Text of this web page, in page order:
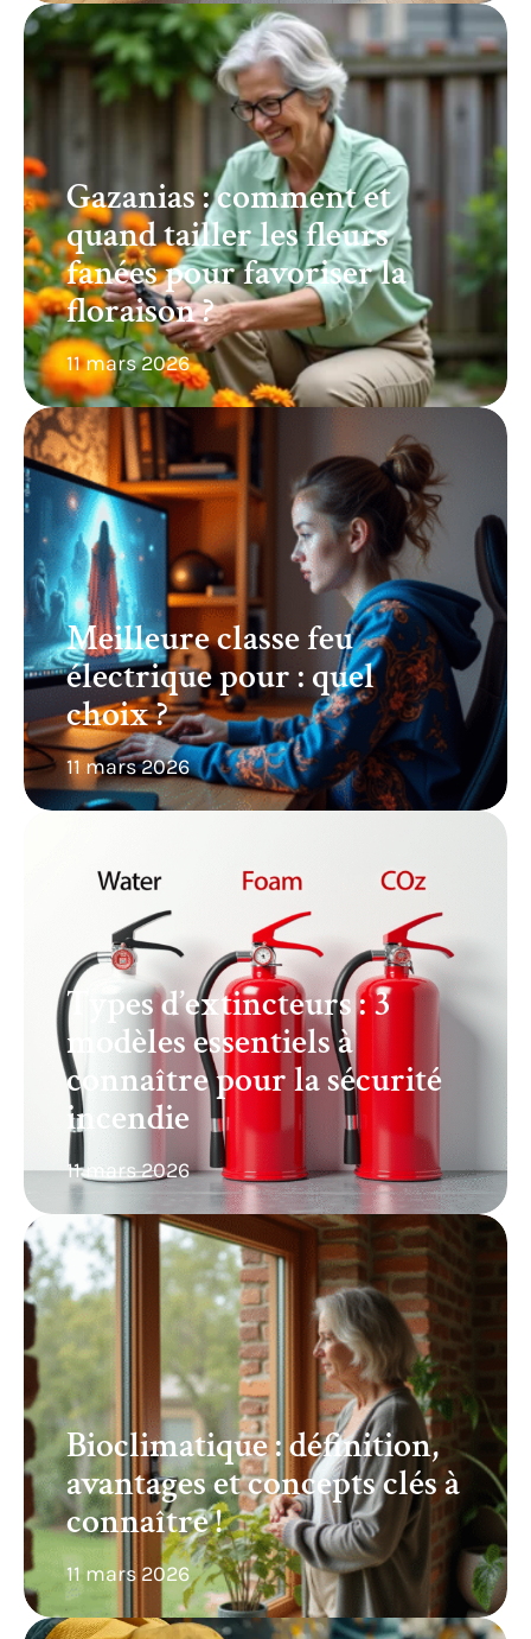
Gazanias : comment et
quand tailler les fleurs
fanées pour favoriser la
floraison ?
11 mars 2026
Meilleure classe feu
électrique pour : quel
choix ?
11 mars 2026
Types d’extincteurs : 3
modèles essentiels à
connaître pour la sécurité
incendie
11 mars 2026
Bioclimatique : définition,
avantages et concepts clés à
connaître !
11 mars 2026